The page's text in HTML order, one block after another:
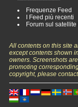
Frequenze Feed
I Feed più recenti
Forum sul satellite
All contents on this site
except contents shown
owners. Screenshots
promoting
copyright, please